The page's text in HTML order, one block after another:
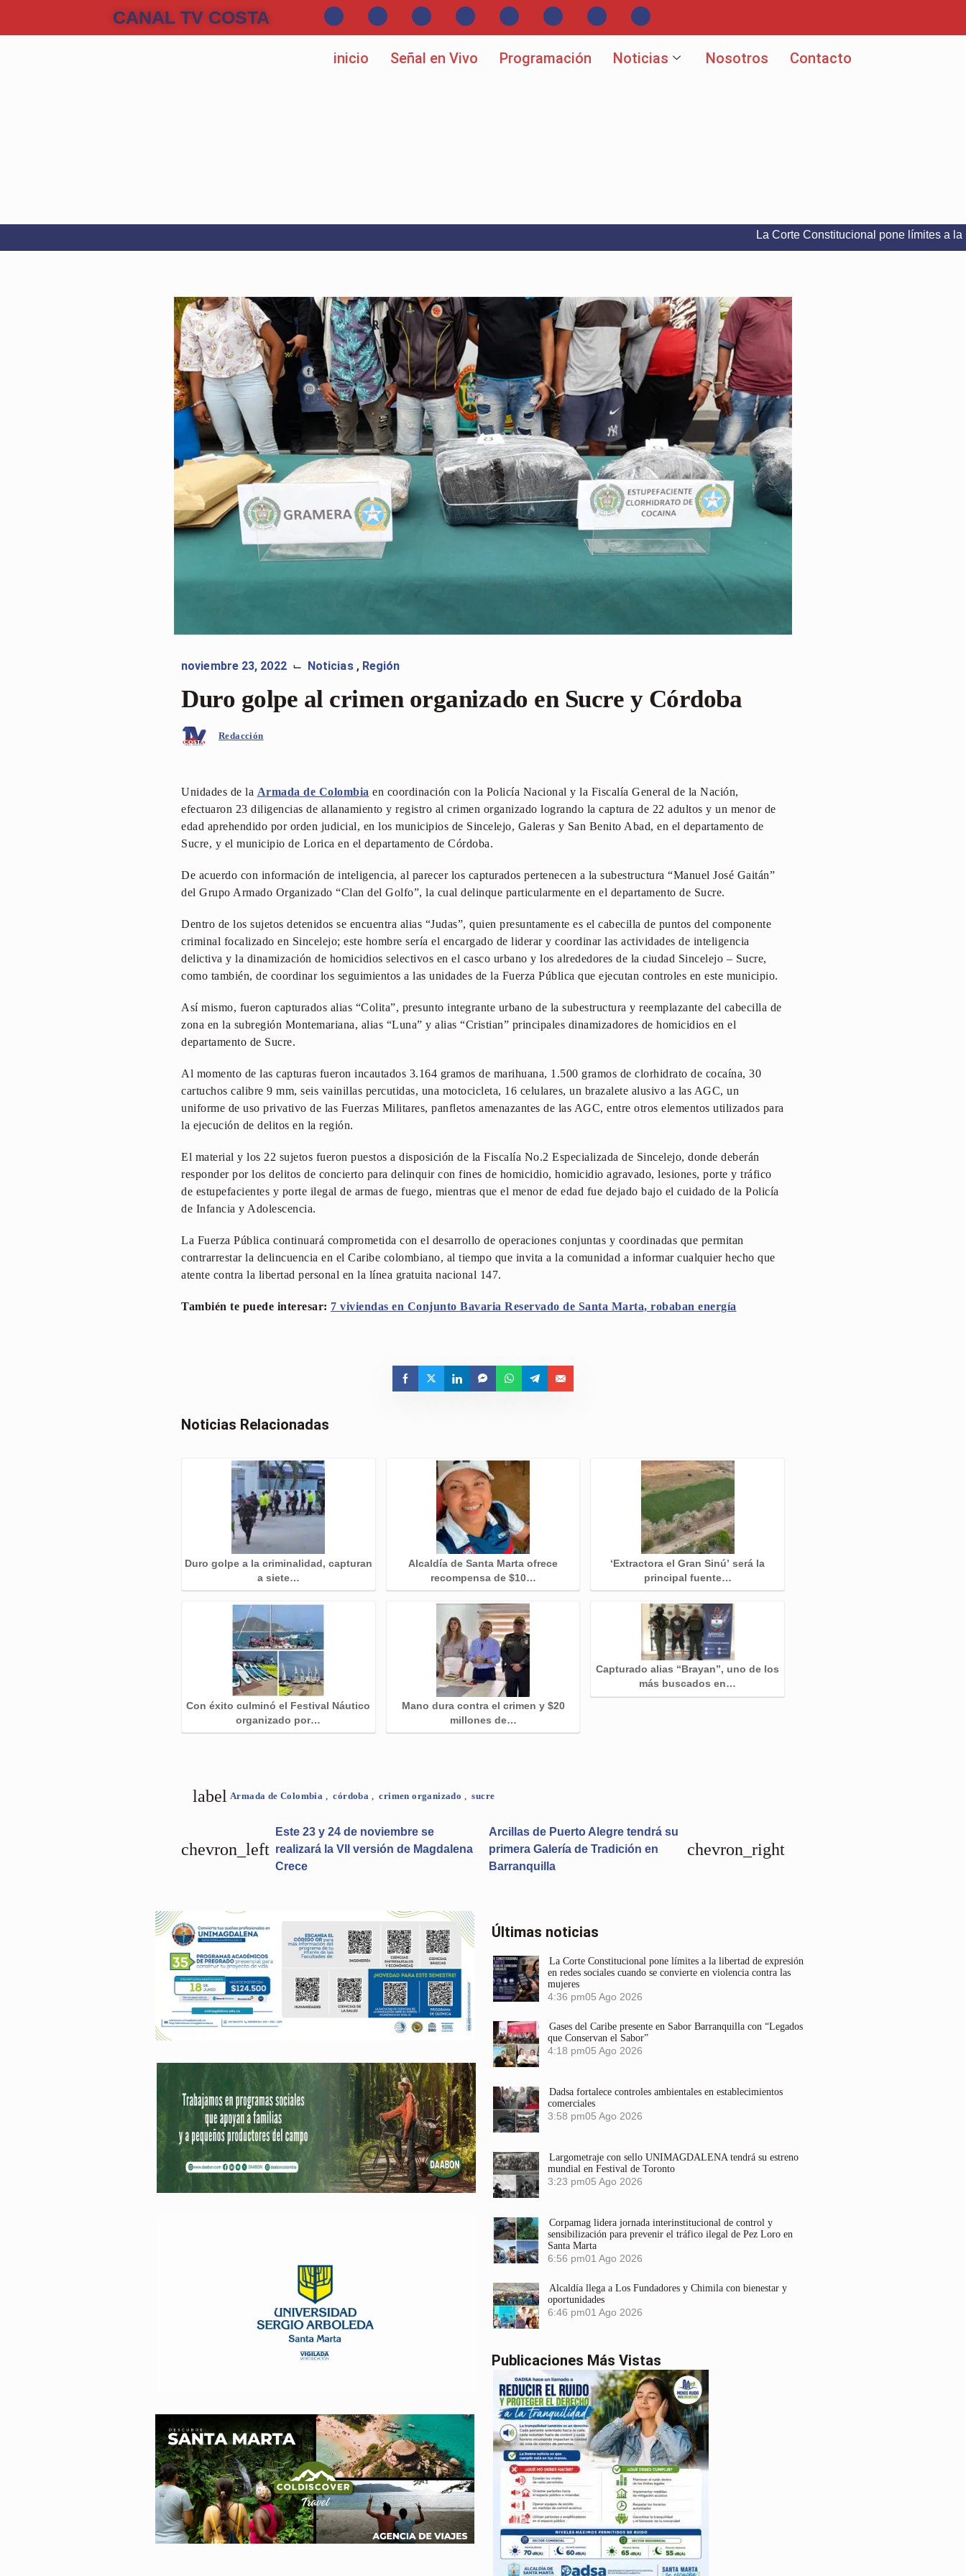
CANAL TV COSTA
inicio Señal en Vivo Programación Noticias Nosotros Contacto
La Corte Constitucional pone límites a la
noviembre 23, 2022 ⌙ Noticias , Región
Duro golpe al crimen organizado en Sucre y Córdoba
Redacción
Unidades de la Armada de Colombia en coordinación con la Policía Nacional y la Fiscalía General de la Nación,
efectuaron 23 diligencias de allanamiento y registro al crimen organizado logrando la captura de 22 adultos y un menor de
edad aprehendido por orden judicial, en los municipios de Sincelejo, Galeras y San Benito Abad, en el departamento de
Sucre, y el municipio de Lorica en el departamento de Córdoba.
De acuerdo con información de inteligencia, al parecer los capturados pertenecen a la subestructura “Manuel José Gaitán”
del Grupo Armado Organizado “Clan del Golfo”, la cual delinque particularmente en el departamento de Sucre.
Dentro de los sujetos detenidos se encuentra alias “Judas”, quien presuntamente es el cabecilla de puntos del componente
criminal focalizado en Sincelejo; este hombre sería el encargado de liderar y coordinar las actividades de inteligencia
delictiva y la dinamización de homicidios selectivos en el casco urbano y los alrededores de la ciudad Sincelejo – Sucre,
como también, de coordinar los seguimientos a las unidades de la Fuerza Pública que ejecutan controles en este municipio.
Así mismo, fueron capturados alias “Colita”, presunto integrante urbano de la subestructura y reemplazante del cabecilla de
zona en la subregión Montemariana, alias “Luna” y alias “Cristian” principales dinamizadores de homicidios en el
departamento de Sucre.
Al momento de las capturas fueron incautados 3.164 gramos de marihuana, 1.500 gramos de clorhidrato de cocaína, 30
cartuchos calibre 9 mm, seis vainillas percutidas, una motocicleta, 16 celulares, un brazalete alusivo a las AGC, un
uniforme de uso privativo de las Fuerzas Militares, panfletos amenazantes de las AGC, entre otros elementos utilizados para
la ejecución de delitos en la región.
El material y los 22 sujetos fueron puestos a disposición de la Fiscalía No.2 Especializada de Sincelejo, donde deberán
responder por los delitos de concierto para delinquir con fines de homicidio, homicidio agravado, lesiones, porte y tráfico
de estupefacientes y porte ilegal de armas de fuego, mientras que el menor de edad fue dejado bajo el cuidado de la Policía
de Infancia y Adolescencia.
La Fuerza Pública continuará comprometida con el desarrollo de operaciones conjuntas y coordinadas que permitan
contrarrestar la delincuencia en el Caribe colombiano, al tiempo que invita a la comunidad a informar cualquier hecho que
atente contra la libertad personal en la línea gratuita nacional 147.
También te puede interesar: 7 viviendas en Conjunto Bavaria Reservado de Santa Marta, robaban energía
Noticias Relacionadas
Duro golpe a la criminalidad, capturan
a siete…
Con éxito culminó el Festival Náutico
organizado por…
Alcaldía de Santa Marta ofrece
recompensa de $10…
Mano dura contra el crimen y $20
millones de…
‘Extractora el Gran Sinú’ será la
principal fuente…
Capturado alias “Brayan”, uno de los
más buscados en…
label Armada de Colombia , córdoba , crimen organizado , sucre
chevron_left
Este 23 y 24 de noviembre se
realizará la VII versión de Magdalena
Crece
Arcillas de Puerto Alegre tendrá su
primera Galería de Tradición en
Barranquilla
chevron_right
Últimas noticias
La Corte Constitucional pone límites a la libertad de expresión
en redes sociales cuando se convierte en violencia contra las
mujeres
4:36 pm05 Ago 2026
Gases del Caribe presente en Sabor Barranquilla con “Legados
que Conservan el Sabor”
4:18 pm05 Ago 2026
Dadsa fortalece controles ambientales en establecimientos
comerciales
3:58 pm05 Ago 2026
Largometraje con sello UNIMAGDALENA tendrá su estreno
mundial en Festival de Toronto
3:23 pm05 Ago 2026
Corpamag lidera jornada interinstitucional de control y
sensibilización para prevenir el tráfico ilegal de Pez Loro en
Santa Marta
6:56 pm01 Ago 2026
Alcaldía llega a Los Fundadores y Chimila con bienestar y
oportunidades
6:46 pm01 Ago 2026
Publicaciones Más Vistas